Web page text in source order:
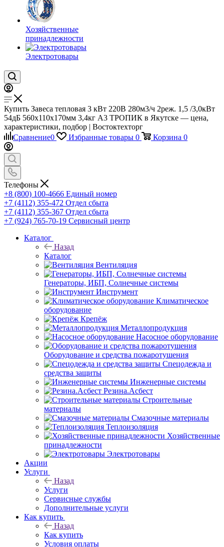
Хозяйственные
принадлежности
Электротовары
Купить Завеса тепловая 3 кВт 220В 280м3/ч 2реж. 1,5 /3,0кВт
54дБ 560х110х170мм 3,4кг А3 ТРОПИК в Якутске — цена,
характеристики, подбор | Востоктехторг
Сравнение0 Избранные товары 0 Корзина 0
Телефоны
+8 (800) 100-4666 Единый номер
+7 (4112) 355-472 Отдел сбыта
+7 (4112) 355-367 Отдел сбыта
+7 (924) 765-70-19 Сервисный центр
Каталог
Назад
Каталог
Вентиляция
Генераторы, ИБП, Солнечные системы
Инструмент
Климатическое
оборудование
Крепёж
Металлопродукция
Насосное оборудование
Оборудование и средства пожаротушения
Спецодежда и
средства защиты
Инженерные системы
Резина.Асбест
Строительные
материалы
Смазочные материалы
Теплоизоляция
Хозяйственные
принадлежности
Электротовары
Акции
Услуги
Назад
Услуги
Сервисные службы
Дополнительные услуги
Как купить
Назад
Как купить
Условия оплаты